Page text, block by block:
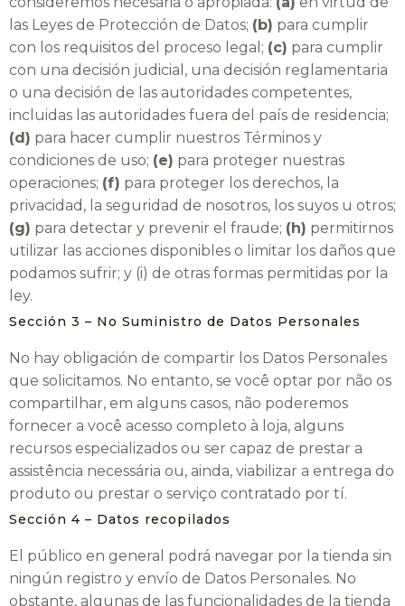
las Leyes de Protección de Datos; (b) para cumplir
con los requisitos del proceso legal; (c) para cumplir
con una decisión judicial, una decisión reglamentaria
o una decisión de las autoridades competentes,
incluidas las autoridades fuera del país de residencia;
(d) para hacer cumplir nuestros Términos y
condiciones de uso; (e) para proteger nuestras
operaciones; (f) para proteger los derechos, la
privacidad, la seguridad de nosotros, los suyos u otros;
(g) para detectar y prevenir el fraude; (h) permitirnos
utilizar las acciones disponibles o limitar los daños que
podamos sufrir; y (i) de otras formas permitidas por la
ley.
Sección 3 – No Suministro de Datos Personales
No hay obligación de compartir los Datos Personales
que solicitamos. No entanto, se você optar por não os
compartilhar, em alguns casos, não poderemos
fornecer a você acesso completo à loja, alguns
recursos especializados ou ser capaz de prestar a
assistência necessária ou, ainda, viabilizar a entrega do
produto ou prestar o serviço contratado por tí.
Sección 4 – Datos recopilados
El público en general podrá navegar por la tienda sin
ningún registro y envío de Datos Personales. No
obstante, algunas de las funcionalidades de la tienda